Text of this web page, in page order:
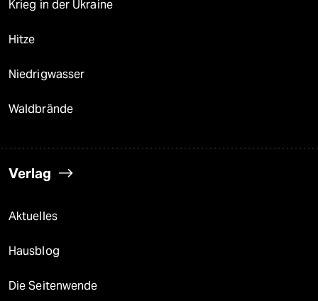
Krieg in der Ukraine
Hitze
Niedrigwasser
Waldbrände
Verlag
Aktuelles
Hausblog
Die Seitenwende